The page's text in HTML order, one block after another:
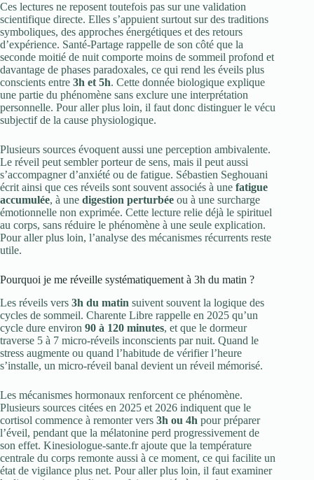
Ces lectures ne reposent toutefois pas sur une validation
scientifique directe. Elles s’appuient surtout sur des traditions
symboliques, des approches énergétiques et des retours
d’expérience. Santé-Partage rappelle de son côté que la
seconde moitié de nuit comporte moins de sommeil profond et
davantage de phases paradoxales, ce qui rend les éveils plus
conscients entre 3h et 5h. Cette donnée biologique explique
une partie du phénomène sans exclure une interprétation
personnelle. Pour aller plus loin, il faut donc distinguer le vécu
subjectif de la cause physiologique.
Plusieurs sources évoquent aussi une perception ambivalente.
Le réveil peut sembler porteur de sens, mais il peut aussi
s’accompagner d’anxiété ou de fatigue. Sébastien Seghouani
écrit ainsi que ces réveils sont souvent associés à une fatigue
accumulée, à une digestion perturbée ou à une surcharge
émotionnelle non exprimée. Cette lecture relie déjà le spirituel
au corps, sans réduire le phénomène à une seule explication.
Pour aller plus loin, l’analyse des mécanismes récurrents reste
utile.
Pourquoi je me réveille systématiquement à 3h du matin ?
Les réveils vers 3h du matin suivent souvent la logique des
cycles de sommeil. Charente Libre rappelle en 2025 qu’un
cycle dure environ 90 à 120 minutes, et que le dormeur
traverse 5 à 7 micro-réveils inconscients par nuit. Quand le
stress augmente ou quand l’habitude de vérifier l’heure
s’installe, un micro-réveil banal devient un réveil mémorisé.
Les mécanismes hormonaux renforcent ce phénomène.
Plusieurs sources citées en 2025 et 2026 indiquent que le
cortisol commence à remonter vers 3h ou 4h pour préparer
l’éveil, pendant que la mélatonine perd progressivement de
son effet. Kinesiologue-sante.fr ajoute que la température
centrale du corps remonte aussi à ce moment, ce qui facilite un
état de vigilance plus net. Pour aller plus loin, il faut examiner